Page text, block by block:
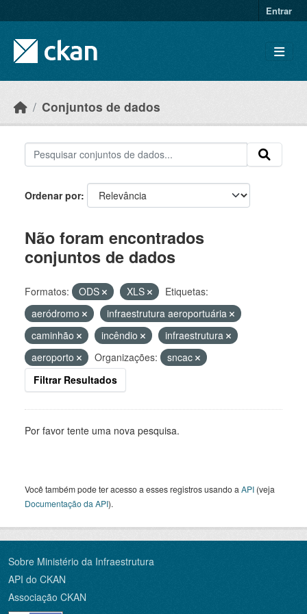
Entrar
Conjuntos de dados
Ordenar por
Não foram encontrados
conjuntos de dados
Formatos: ODS XLS
Etiquetas:
aeródromo
infraestrutura aeroportuária
caminhão
incêndio
infraestrutura
aeroporto
Organizações:
sncac
Filtrar Resultados
Por favor tente uma nova pesquisa.
Você também pode ter acesso a esses registros usando a API (veja
Documentação da API).
Sobre Ministério da Infraestrutura
API do CKAN
Associação CKAN